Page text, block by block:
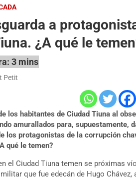
a
¿A qué le
Petit
los habitantes de Ciudad Tiuna al
amurallados para, supuestamente,
los protagonistas de la corrupción
qué le temen?
el Ciudad Tiuna temen se próximas
que fue edecán de Hugo